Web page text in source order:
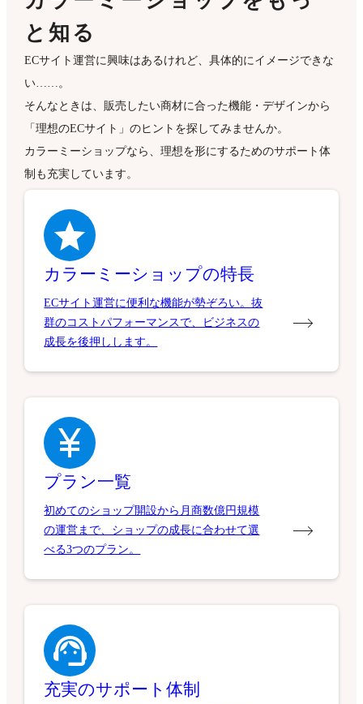
と知る
ECサイト運営に興味はあるけれど、具体的にイメージできな
い……。
そんなときは、販売したい商材に合った機能・デザインから
「理想のECサイト」のヒントを探してみませんか。
カラーミーショップなら、理想を形にするためのサポート体
制も充実しています。
カラーミーショップの特長
ECサイト運営に便利な機能が勢ぞろい。抜
群のコストパフォーマンスで、ビジネスの
成長を後押しします。
プラン一覧
初めてのショップ開設から月商数億円規模
の運営まで、ショップの成長に合わせて選
べる3つのプラン。
充実のサポート体制